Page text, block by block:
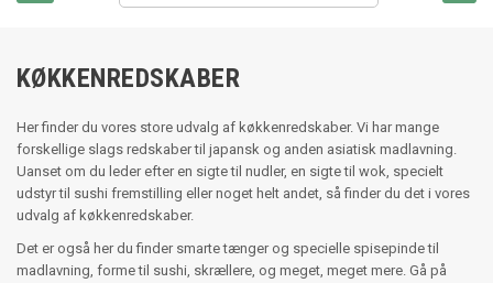
KØKKENREDSKABER
Her finder du vores store udvalg af køkkenredskaber. Vi har mange
forskellige slags redskaber til japansk og anden asiatisk madlavning.
Uanset om du leder efter en sigte til nudler, en sigte til wok, specielt
udstyr til sushi fremstilling eller noget helt andet, så finder du det i vores
udvalg af køkkenredskaber.
Det er også her du finder smarte tænger og specielle spisepinde til
madlavning, forme til sushi, skrællere, og meget, meget mere. Gå på